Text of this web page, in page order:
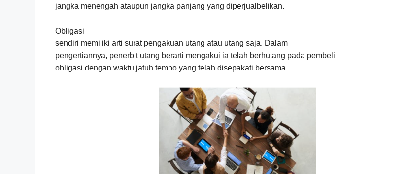
jangka menengah ataupun jangka panjang yang diperjualbelikan.
Obligasi
sendiri memiliki arti surat pengakuan utang atau utang saja. Dalam
pengertiannya, penerbit utang berarti mengakui ia telah berhutang pada pembeli
obligasi dengan waktu jatuh tempo yang telah disepakati bersama.